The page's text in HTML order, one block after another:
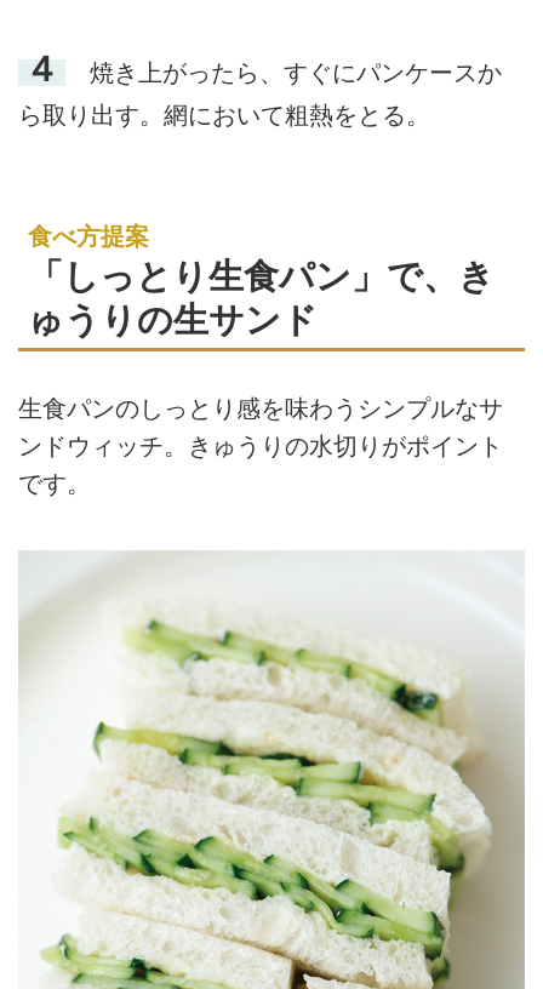
４
焼き上がったら、すぐにパンケースか
ら取り出す。網において粗熱をとる。
食べ方提案
「しっとり生食パン」で、き
ゅうりの生サンド
生食パンのしっとり感を味わうシンプルなサ
ンドウィッチ。きゅうりの水切りがポイント
です。